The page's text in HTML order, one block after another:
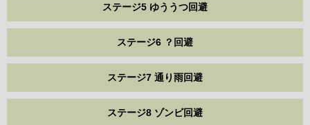
ステージ5 ゆううつ回避
ステージ6 ？回避
ステージ7 通り雨回避
ステージ8 ゾンビ回避